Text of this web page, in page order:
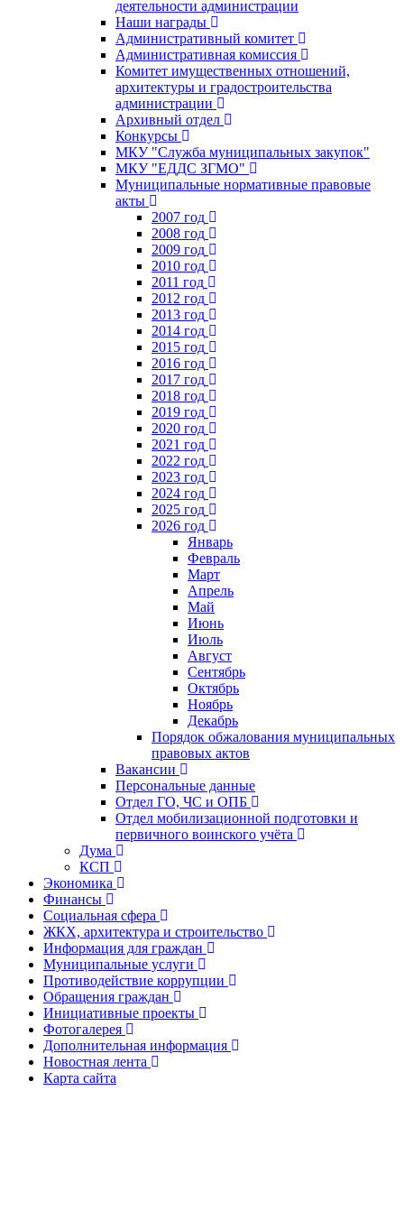
деятельности администрации
Наши награды
Административный комитет
Административная комиссия
Комитет имущественных отношений,
архитектуры и градостроительства
администрации
Архивный отдел
Конкурсы
МКУ "Служба муниципальных закупок"
МКУ "ЕДДС ЗГМО"
Муниципальные нормативные правовые
акты
2007 год
2008 год
2009 год
2010 год
2011 год
2012 год
2013 год
2014 год
2015 год
2016 год
2017 год
2018 год
2019 год
2020 год
2021 год
2022 год
2023 год
2024 год
2025 год
2026 год
Январь
Февраль
Март
Апрель
Май
Июнь
Июль
Август
Сентябрь
Октябрь
Ноябрь
Декабрь
Порядок обжалования муниципальных
правовых актов
Вакансии
Персональные данные
Отдел ГО, ЧС и ОПБ
Отдел мобилизационной подготовки и
первичного воинского учёта
Дума
КСП
Экономика
Финансы
Социальная сфера
ЖКХ, архитектура и строительство
Информация для граждан
Муниципальные услуги
Противодействие коррупции
Обращения граждан
Инициативные проекты
Фотогалерея
Дополнительная информация
Новостная лента
Карта сайта